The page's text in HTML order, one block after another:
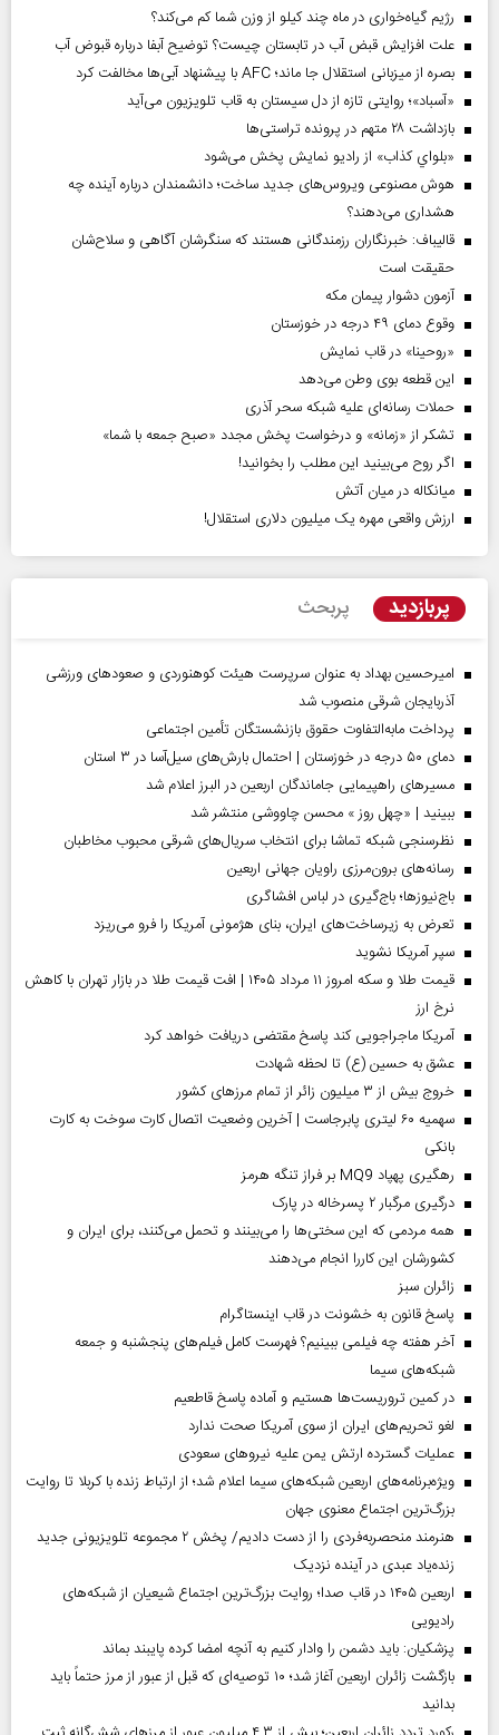
رژیم گیاه‌خواری در ماه چند کیلو از وزن شما کم می‌کند؟
علت افزایش قبض آب در تابستان چیست؟ توضیح آبفا درباره قبوض آب
بصره از میزبانی استقلال جا ماند؛ AFC با پیشنهاد آبی‌ها مخالفت کرد
«آسباد»؛ روایتی تازه از دل سیستان به قاب تلویزیون می‌آید
بازداشت ۲۸ متهم در پرونده تراستی‌ها
«بلواي کذاب» از رادیو نمایش پخش می‌شود
هوش مصنوعی ویروس‌های جدید ساخت؛ دانشمندان درباره آینده چه
هشداری می‌دهند؟
قالیباف: خبرنگاران رزمندگانی هستند که سنگرشان آگاهی و سلاح‌شان
حقیقت است
آزمون دشوار پیمان مکه
وقوع دمای ۴۹ درجه در خوزستان
«روحینا» در قاب نمایش
این قطعه بوی وطن می‌دهد
حملات رسانه‌ای علیه شبکه سحر آذری
تشکر از «زمانه» و درخواست پخش مجدد «صبح جمعه با شما»
اگر روح می‌بینید این مطلب را بخوانید!
میانکاله در میان آتش
ارزش واقعی مهره یک میلیون دلاری استقلال!
پربازدید پربحث
امیرحسین بهداد به عنوان سرپرست هیئت کوهنوردی و صعودهای ورزشی
آذربایجان شرقی منصوب شد
پرداخت مابه‌التفاوت حقوق بازنشستگان تأمین اجتماعی
دمای ۵۰ درجه در خوزستان | احتمال بارش‌های سیل‌آسا در ۳ استان
مسیر‌های راهپیمایی جاماندگان اربعین در البرز اعلام شد
ببینید | «چهل روز » محسن چاووشی منتشر شد
نظرسنجی شبکه تماشا برای انتخاب سریال‌های شرقی محبوب مخاطبان
رسانه‌های برون‌مرزی راویان جهانی اربعین
باج‌نیوزها؛ باج‌گیری در لباس افشاگری
تعرض به زیرساخت‌های ایران، بنای هژمونی آمریکا را فرو می‌ریزد
سپر آمریکا نشوید
قیمت طلا و سکه امروز ۱۱ مرداد ۱۴۰۵ | افت قیمت طلا در بازار تهران با کاهش
نرخ ارز
آمریکا ماجراجویی کند پاسخ مقتضی دریافت خواهد کرد
عشق به حسین (ع) تا لحظه شهادت
خروج بیش از ۳ میلیون زائر از تمام مرز‌های کشور
سهمیه ۶۰ لیتری پابرجاست | آخرین وضعیت اتصال کارت سوخت به کارت
بانکی
رهگیری پهپاد MQ9 بر فراز تنگه هرمز
درگیری مرگبار ۲ پسرخاله در پارک
همه مردمی که این سختی‌ها را می‌بینند و تحمل می‌کنند، برای ایران و
کشورشان این کاررا انجام می‌دهند
‌زائران سبز
پاسخ قانون به خشونت در قاب اینستاگرام
آخر هفته چه فیلمی ببینیم؟ فهرست کامل فیلم‌های پنجشنبه و جمعه
شبکه‌های سیما
در کمین تروریست‌ها هستیم و آماده پاسخ قاطعیم
لغو تحریم‌های ایران از سوی آمریکا صحت ندارد
عملیات گسترده ارتش یمن علیه نیروهای سعودی
ویژه‌برنامه‌های اربعین شبکه‌های سیما اعلام شد؛ از ارتباط زنده با کربلا تا روایت
بزرگ‌ترین اجتماع معنوی جهان
هنرمند منحصر‌به‌فردی را از دست دادیم/ پخش ۲ مجموعه تلویزیونی جدید
زنده‌یاد عبدی در آینده نزدیک
اربعین ۱۴۰۵ در قاب صدا؛ روایت بزرگ‌ترین اجتماع شیعیان از شبکه‌های
رادیویی
پزشکیان: باید دشمن را وادار کنیم به آنچه امضا کرده پایبند بماند
بازگشت زائران اربعین آغاز شد؛ ۱۰ توصیه‌ای که قبل از عبور از مرز حتماً باید
بدانید